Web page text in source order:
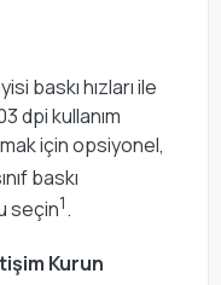
baskı hızları ile
dpi kullanım
için opsiyonel,
baskı
seçin1.
Kurun